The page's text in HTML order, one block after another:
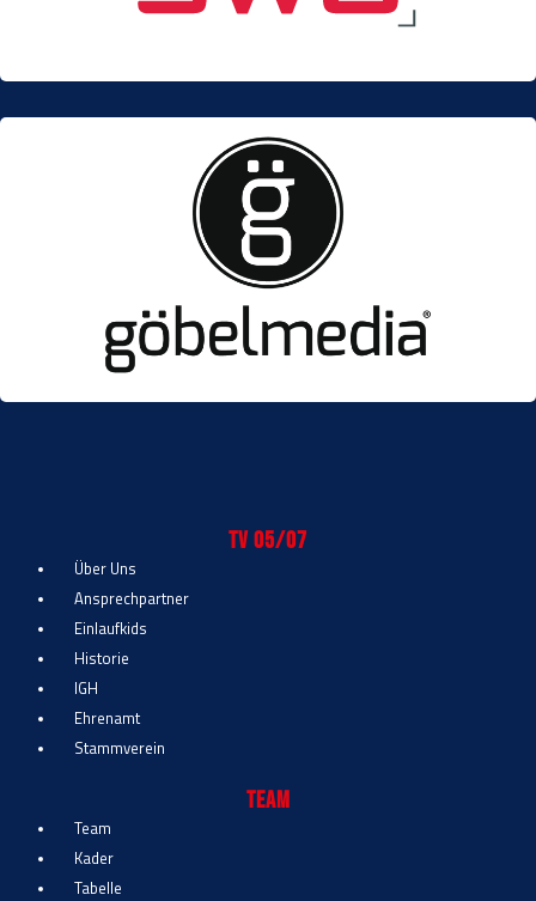
TV 05/07
Über Uns
Ansprechpartner
Einlaufkids
Historie
IGH
Ehrenamt
Stammverein
Team
Team
Kader
Tabelle